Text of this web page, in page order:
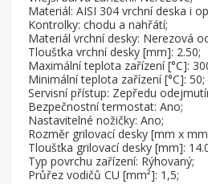
Materiál: AISI 304 vrchní deska i
Kontrolky: chodu a nahřátí;
Materiál vrchní desky: Nerezová
Tloušťka vrchní desky [mm]: 2.50;
Maximální teplota zařízení [°C]:
Minimální teplota zařízení [°C]: 50;
Servisní přístup: Zepředu
Bezpečnostní termostat: Ano;
Nastavitelné nožičky: Ano;
Rozměr grilovací desky [mm x
Tloušťka grilovací desky [mm]:
Typ povrchu zařízení: Rýhovaný;
Průřez vodičů CU [mm²]: 1,5;